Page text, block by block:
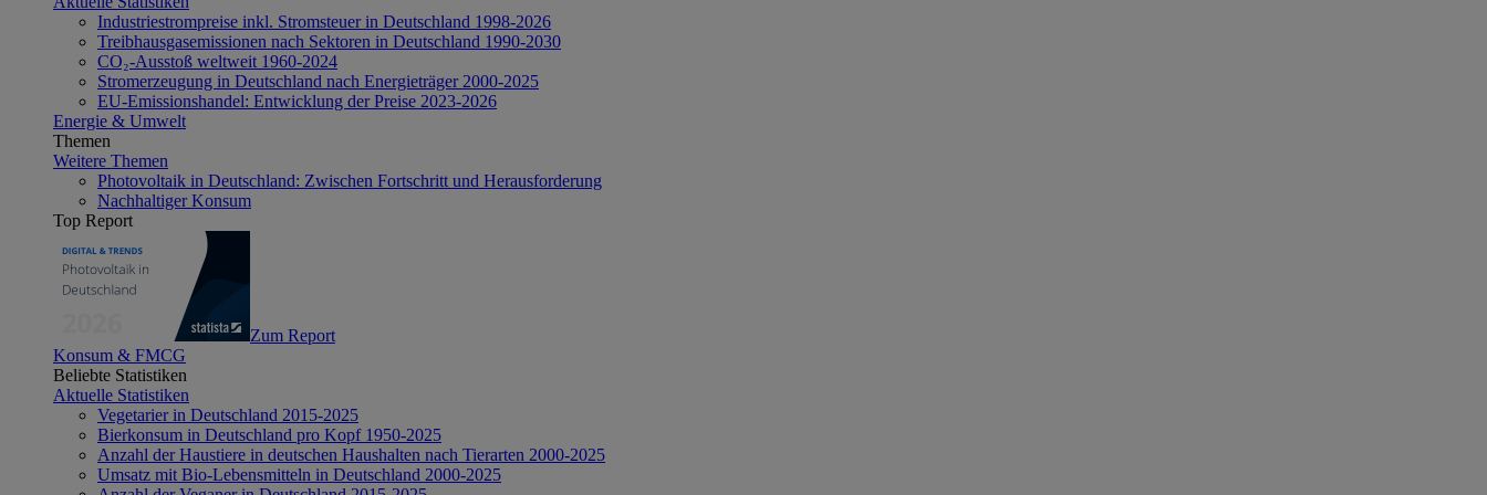
Industriestrompreise inkl. Stromsteuer in Deutschland 1998-2026
Treibhausgasemissionen nach Sektoren in Deutschland 1990-2030
CO₂-Ausstoß weltweit 1960-2024
Stromerzeugung in Deutschland nach Energieträger 2000-2025
EU-Emissionshandel: Entwicklung der Preise 2023-2026
Energie & Umwelt
Themen
Weitere Themen
Photovoltaik in Deutschland: Zwischen Fortschritt und Herausforderung
Nachhaltiger Konsum
Top Report
Zum Report
Konsum & FMCG
Beliebte Statistiken
Aktuelle Statistiken
Vegetarier in Deutschland 2015-2025
Bierkonsum in Deutschland pro Kopf 1950-2025
Anzahl der Haustiere in deutschen Haushalten nach Tierarten 2000-2025
Umsatz mit Bio-Lebensmitteln in Deutschland 2000-2025